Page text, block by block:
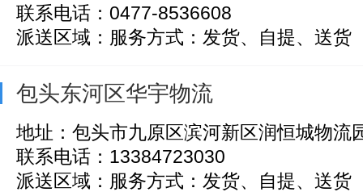
联系电话：0477-8536608
派送区域：服务方式：发货、自提、送货
包头东河区华宇物流
地址：包头市九原区滨河新区润恒城物流
联系电话：13384723030
派送区域：服务方式：发货、自提、送货